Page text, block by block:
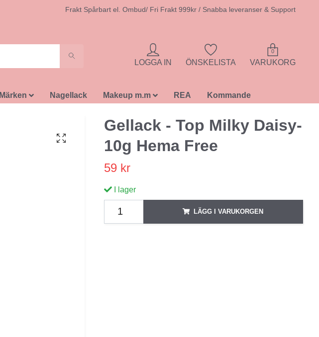
Frakt Spårbart el. Ombud/ Fri Frakt 999kr / Snabba leveranser & Support
LOGGA IN ÖNSKELISTA
0
VARUKORG
Märken Nagellack Makeup m.m REA Kommande
Gellack - Top Milky Daisy-
10g Hema Free
59 kr
I lager
LÄGG I VARUKORGEN